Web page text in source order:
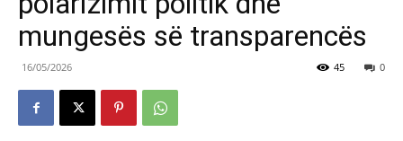
mungesës së transparencës
16/05/2026 0
45